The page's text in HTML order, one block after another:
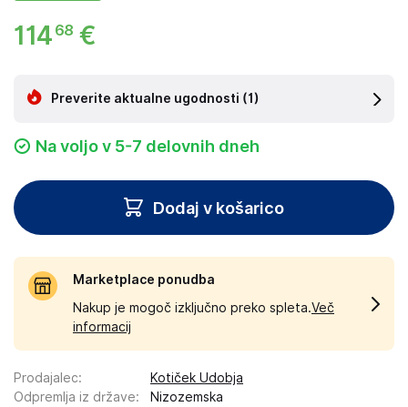
114 68 €
Preverite aktualne ugodnosti (1)
Na voljo v 5-7 delovnih dneh
Dodaj v košarico
Marketplace ponudba
Nakup je mogoč izključno preko spleta.Več
informacij
Prodajalec:
Kotiček Udobja
Odpremlja iz države:
Nizozemska